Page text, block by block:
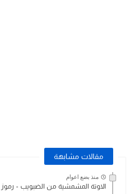
مقالات مشابهة
منذ بضع اعوام
الاوتة المشمشية من الضبويب - رموز